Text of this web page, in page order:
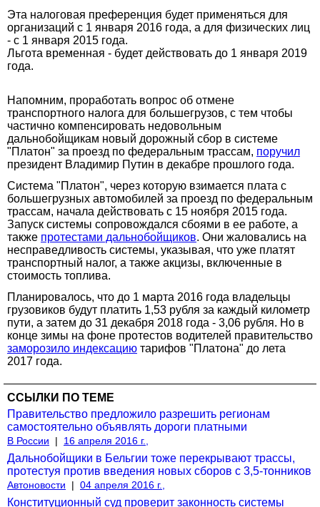
Эта налоговая преференция будет применяться для
организаций с 1 января 2016 года, а для физических лиц
- с 1 января 2015 года.
Льгота временная - будет действовать до 1 января 2019
года.
Напомним, проработать вопрос об отмене
транспортного налога для большегрузов, с тем чтобы
частично компенсировать недовольным
дальнобойщикам новый дорожный сбор в системе
"Платон" за проезд по федеральным трассам, поручил
президент Владимир Путин в декабре прошлого года.
Система "Платон", через которую взимается плата с
большегрузных автомобилей за проезд по федеральным
трассам, начала действовать с 15 ноября 2015 года.
Запуск системы сопровождался сбоями в ее работе, а
также протестами дальнобойщиков. Они жаловались на
несправедливость системы, указывая, что уже платят
транспортный налог, а также акцизы, включенные в
стоимость топлива.
Планировалось, что до 1 марта 2016 года владельцы
грузовиков будут платить 1,53 рубля за каждый километр
пути, а затем до 31 декабря 2018 года - 3,06 рубля. Но в
конце зимы на фоне протестов водителей правительство
заморозило индексацию тарифов "Платона" до лета
2017 года.
ССЫЛКИ ПО ТЕМЕ
Правительство предложило разрешить регионам
самостоятельно объявлять дороги платными
В России | 16 апреля 2016 г.,
Дальнобойщики в Бельгии тоже перекрывают трассы,
протестуя против введения новых сборов с 3,5-тонников
Автоновости | 04 апреля 2016 г.,
Конституционный суд проверит законность системы